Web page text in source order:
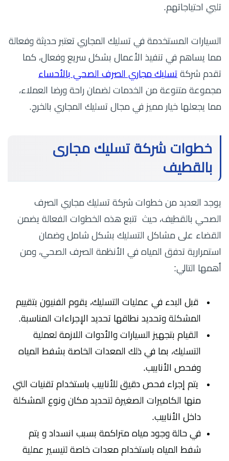
تلبي احتياجاتهم.
السيارات المستخدمة في تسليك المجاري تعتبر حديثة وفعالة
مما يساهم في تنفيذ الأعمال بشكل سريع وفعال، كما
تقدم شركة تسليك مجاري الصرف الصحي بالأحساء
مجموعة متنوعة من الخدمات لضمان راحة ورضا العملاء،
مما يجعلها خيار مميز في مجال تسليك المجاري بالخرج.
خطوات شركة تسليك مجارى
بالقطيف
يوجد العديد من خطوات شركة تسليك مجاري الصرف
الصحي بالقطيف، حيث تتبع هذه الخطوات الفعالة يضمن
القضاء على مشاكل التسليك بشكل شامل وضمان
استمرارية تدفق المياه في الأنظمة الصرف الصحي، ومن
أهمها التالي:
قبل البدء في عمليات التسليك، يقوم الفنيون بتقييم
المشكلة وتحديد نطاقها تحديد الإجراءات المناسبة.
القيام بتجهيز السيارات والأدوات اللازمة لعملية
التسليك، بما في ذلك المعدات الخاصة بشفط المياه
وفحص الأنابيب.
يتم إجراء فحص دقيق للأنابيب باستخدام تقنيات التي
منها الكاميرات الصغيرة لتحديد مكان ونوع المشكلة
داخل الأنابيب.
في حالة وجود مياه متراكمة بسبب انسداد و يتم
شفط المياه باستخدام معدات خاصة لتيسير عملية